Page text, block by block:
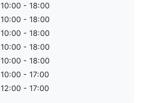
10:00 - 18:00
10:00 - 18:00
10:00 - 18:00
10:00 - 18:00
10:00 - 18:00
10:00 - 17:00
12:00 - 17:00